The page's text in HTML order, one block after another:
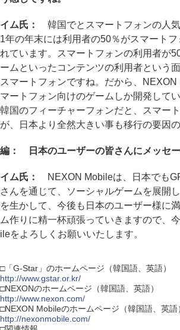
イム氏：
韓国でとスマートフォンの人
1年の年末には利用者の50％がスマート
れています。スマートフォンの利用者が
ームといったコンテンツの利用者という
スマートフォンですね。だから、
マートフォン向けのゲームしか開発して
韓国のフィーチャーフォンだと、スマー
が、日本より全然大きい事も移行の要因の
編： 日本のユーザーの皆さんにメッセー
イム氏：
NEXON Mobileは、日本でも
さんを通じて、ソーシャルゲームを展開
を生かして、今後も日本のユーザー様に
ム作りに精一杯頑張っていきますので、
ileをよろしくお願いいたします。
□「G-Star」のホームページ（韓国語、英語）
http://www.gstar.or.kr/
□NEXONのホームページ（韓国語、英語）
http://www.nexon.com/
□NEXON Mobileのホームページ（韓国語、英語
http://nexonmobile.com/